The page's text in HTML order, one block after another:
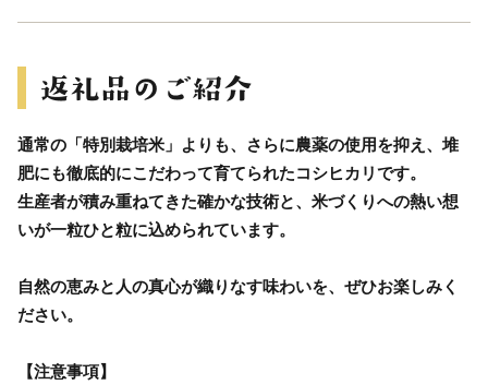
通常の「特別栽培米」よりも、さらに農薬の使用を抑え、堆
肥にも徹底的にこだわって育てられたコシヒカリです。
生産者が積み重ねてきた確かな技術と、米づくりへの熱い想
いが一粒ひと粒に込められています。
自然の恵みと人の真心が織りなす味わいを、ぜひお楽しみく
ださい。
【注意事項】